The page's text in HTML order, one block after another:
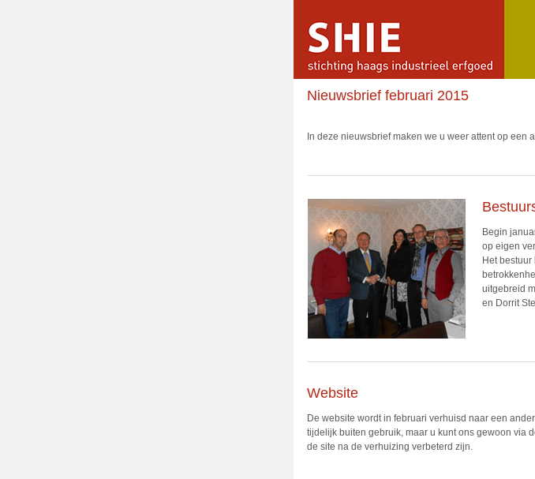
Nieuwsbrief februari 2015
In deze nieuwsbrief maken we u weer attent op een
Begin
op eigen
Het
uitgebreid
en Dorrit
Website
De website wordt in februari verhuisd naar een
tijdelijk buiten gebruik, maar u kunt ons gewoon via
de site na de verhuizing verbeterd zijn.